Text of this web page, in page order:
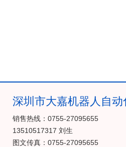
深圳市大嘉机器人自动
销售热线：0755-27095655
13510517317 刘生
图文传真：0755-27095655